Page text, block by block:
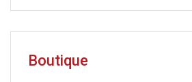
Boutique